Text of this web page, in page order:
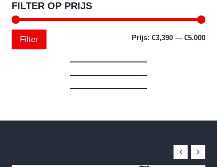
FILTER OP PRIJS
Filter Prijs: €3,390 — €5,000